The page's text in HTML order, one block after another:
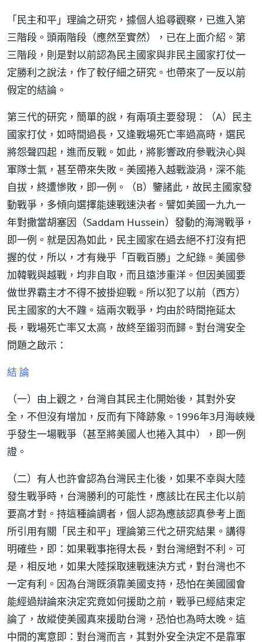
「民主和平」理論之研究，據個人追尋觀察，已進入第
三階段。頭兩階段（應然至實然），已在上面介紹。第
三階段，則是對以前認為民主國家與非民主國家打仗一
定勝利之說法，作了較仔細之研究。也帶來了一反以前
假定的結論。
第三代的研究，簡單的說，有兩項主要發現：（A）民主
國家打仗，如時間過長，又逢戰場死亡率過高時，選民
將怨聲四起，進而反戰。如此，將影響政府參戰決心與
軍隊士氣，甚至帶來失敗。美國捲入越戰漩渦，深不能
自拔，終遭慘敗，即一例。（B）鑒諸此，故民主國家發
動戰爭，多傾向選擇能速戰速決者。譬如美國一九九一
年對撒當胡塞因（Saddam Hussein）發動的海灣戰爭，
即一例。就是因為如此，民主國家在過去絕不打沒有把
握的仗，所以，才有幾乎「百戰百勝」之紀錄。美國參
加韓戰與越戰，均非自取，而且遠涉重洋。但因美國要
做世界霸主才不得不披掛迎戰。所以犯了以前（西方）
民主國家的大不韙。這兩次戰爭，均由於時間拖延太
長，戰場死亡率又太高，故終至鎩羽而歸。對台灣安全
問題之啟示：
結 論
（一）由上觀之，台灣自其民主化開始後，其對外安
全，不但沒有增加，反而有下降跡象。1996年3月海峽幾
乎發生一場戰爭（甚至將美國人也捲入其中），即一例
證。
（二）有人也許會認為台灣民主化後，如果不幸與大陸
發生戰爭時，台灣勝利的可能性，應該比在民主化以前
要高才對。持這種論調者，個人認為應該認真參考上面
所引用有關「民主和平」理論第三代之研究結果。講得
明確些，即：如果戰事拖得太長，對台灣絕對不利。可
是，相反地，如果大陸採取速戰速決方式，對台灣也不
一定有利。因為台灣既須靠美國支持，恐怕在美國國會
能經過辯論來決定究竟如何援助之前，戰爭已經結束定
論了，故縱使美國真來援助台灣，恐怕也為時太晚。這
中間的寓意即：對台灣而言，其對外安全決定不是靠軍